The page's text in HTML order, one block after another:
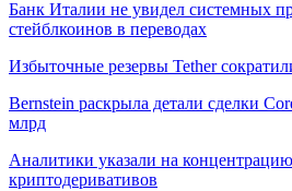
Банк Италии не увидел системных
стейблкоинов в переводах
Избыточные резервы Tether
Bernstein раскрыла детали сделки
млрд
Аналитики указали на
криптодеривативов